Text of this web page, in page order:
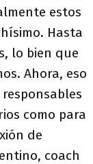
estos
Hasta
lo bien que
Ahora, eso
como para
de
coach